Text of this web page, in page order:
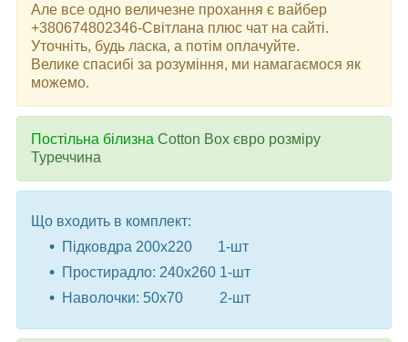
Але все одно величезне прохання є вайбер
+380674802346-Світлана плюс чат на сайті.
Уточніть, будь ласка, а потім оплачуйте.
Велике спасибі за розуміння, ми намагаємося як
можемо.
Постільна білизна Cotton Box євро розміру
Туреччина
Що входить в комплект:
Підковдра 200x220 1-шт
Простирадло: 240x260 1-шт
Наволочки: 50x70 2-шт